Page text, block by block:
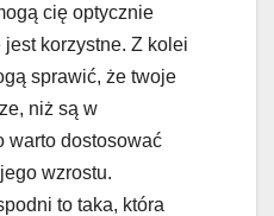
cię optycznie
korzystne. Z kolei
sprawić, że twoje
niż są w
warto dostosować
wzrostu.
to taka, która